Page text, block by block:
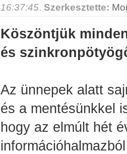
16:37:45. Szerkesztette:
Köszöntjük
és
Az ünnepek alatt
és a mentésünkkel
hogy az elmúlt hét